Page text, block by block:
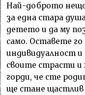
Най-доброто
за една стара
детето и да му
само. Оставете
индивидуалност и
своите страсти
горди, че сте
ще стане щастлив